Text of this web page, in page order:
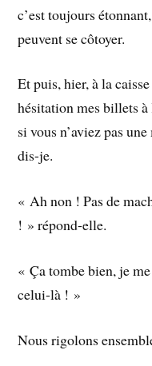
c’est toujours
peuvent se côtoyer.
Et puis, hier, à la
hésitation mes billets
si vous n’aviez pas
dis-je.
« Ah non ! Pas de
! » répond-elle.
« Ça tombe bien, je
celui-là ! »
Nous rigolons